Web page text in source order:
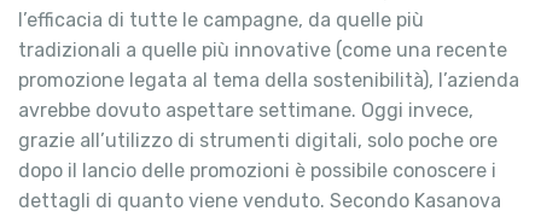
l’efficacia di tutte le campagne, da quelle più
tradizionali a quelle più innovative (come una recente
promozione legata al tema della sostenibilità), l’azienda
avrebbe dovuto aspettare settimane. Oggi invece,
grazie all’utilizzo di strumenti digitali, solo poche ore
dopo il lancio delle promozioni è possibile conoscere i
dettagli di quanto viene venduto. Secondo Kasanova